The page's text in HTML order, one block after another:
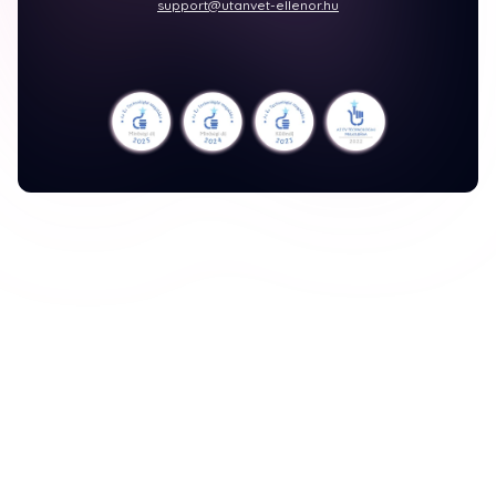
support@utanvet-ellenor.hu